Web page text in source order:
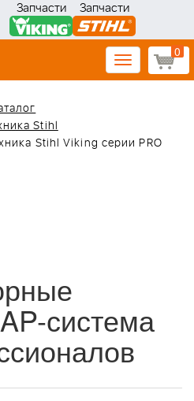
Запчасти Запчасти
0
Toggle
navigation
Stihl
Stihl Viking серии PRO
система